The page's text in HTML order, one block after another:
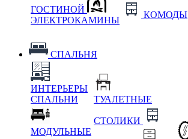
ГОСТИНОЙ
ЭЛЕКТРОКАМИНЫ
КОМОДЫ
СПАЛЬНЯ
ИНТЕРЬЕРЫ
СПАЛЬНИ
МОДУЛЬНЫЕ
ТУАЛЕТНЫЕ
СТОЛИКИ